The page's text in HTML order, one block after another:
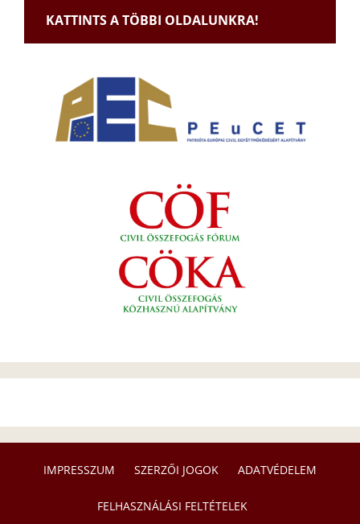
KATTINTS A TÖBBI OLDALUNKRA!
IMPRESSZUM SZERZŐI JOGOK ADATVÉDELEM
FELHASZNÁLÁSI FELTÉTELEK